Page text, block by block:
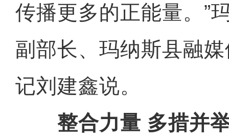
传播更多的正能量。”
副部长、玛纳斯县融
记刘建鑫说。
整合力量 多措并举